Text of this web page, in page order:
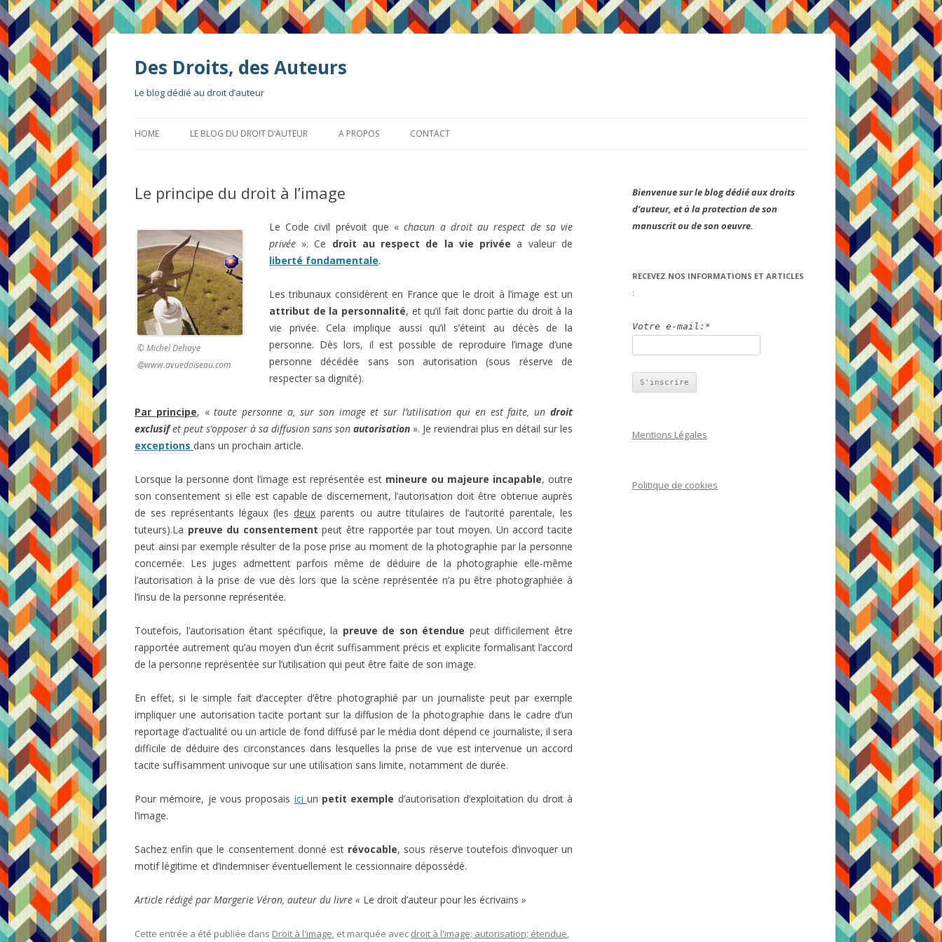
Des Droits, des Auteurs
Le blog dédié au droit d’auteur
HOME LE BLOG DU DROIT D’AUTEUR A PROPOS CONTACT
Le principe du droit à l’image
© Michel Dehaye
@www.avuedoiseau.com
Le Code civil prévoit que « chacun a droit au respect de sa vie
privée ». Ce droit au respect de la vie privée a valeur de
liberté fondamentale.
Les tribunaux considèrent en France que le droit à l’image est un
attribut de la personnalité, et qu’il fait donc partie du droit à la
vie privée. Cela implique aussi qu’il s’éteint au décès de la
personne. Dès lors, il est possible de reproduire l’image d’une
personne décédée sans son autorisation (sous réserve de
respecter sa dignité).
Par principe, « toute personne a, sur son image et sur l’utilisation qui en est faite, undroit
exclusifet peut s’opposer à sa diffusion sans son autorisation ». Je reviendrai plus en détail sur les
exceptions dans un prochain article.
Lorsque la personne dont l’image est représentée est mineure ou majeure incapable, outre
son consentement si elle est capable de discernement, l’autorisation doit être obtenue auprès
de ses représentants légaux (les deux parents ou autre titulaires de l’autorité parentale, les
tuteurs).La preuve du consentement peut être rapportée par tout moyen. Un accord tacite
peut ainsi par exemple résulter de la pose prise au moment de la photographie par la personne
concernée. Les juges admettent parfois même de déduire de la photographie elle-même
l’autorisation à la prise de vue dès lors que la scène représentée n’a pu être photographiée à
l’insu de la personne représentée.
Toutefois, l’autorisation étant spécifique, la preuve de son étendue peut difficilement être
rapportée autrement qu’au moyen d’un écrit suffisamment précis et explicite formalisant l’accord
de la personne représentée sur l’utilisation qui peut être faite de son image.
En effet, si le simple fait d’accepter d’être photographié par un journaliste peut par exemple
impliquer une autorisation tacite portant sur la diffusion de la photographie dans le cadre d’un
reportage d’actualité ou un article de fond diffusé par le média dont dépend ce journaliste, il sera
difficile de déduire des circonstances dans lesquelles la prise de vue est intervenue un accord
tacite suffisamment univoque sur une utilisation sans limite, notamment de durée.
Pour mémoire, je vous proposais ici un petit exemple d’autorisation d’exploitation du droit à
l’image.
Sachez enfin que le consentement donné est révocable, sous réserve toutefois d’invoquer un
motif légitime et d’indemniser éventuellement le cessionnaire dépossédé.
Article rédigé par Margerie Véron, auteur du livre « Le droit d’auteur pour les écrivains »
Cette entrée a été publiée dans Droit à l'image, et marquée avec droit à l'image; autorisation; étendue,
Bienvenue sur le blog dédié aux droits
d’auteur, et à la protection de son
manuscrit ou de son oeuvre.
RECEVEZ NOS INFORMATIONS ET ARTICLES
:
Votre e-mail:*
Mentions Légales
Politique de cookies